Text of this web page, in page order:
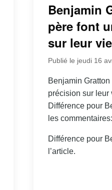
Benjamin
père font
sur leur
Publié le jeudi 16
Benjamin
précision sur
Différence pour
les commentaires:
Différence pour
l’article.